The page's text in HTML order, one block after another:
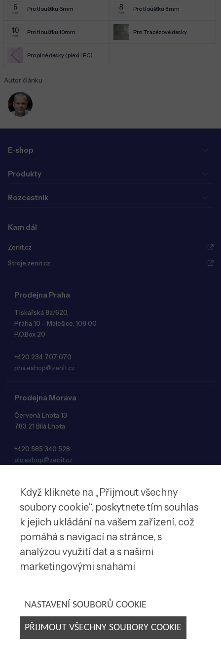
Pro tloušťku 6mm Pro tloušťku 8mm
Pro tloušťku 10mm Pro Trapézové desky
Pro plné desky (plexi i PC)
Autor článku
E-shop
Produkty
Rozcestník
Kam dál
Zenit.cz
Stroje.zenit.cz
Prodejna Praha
Tiskařská 8a/620,
Praha 10 - Malešice, 108 00
P.O.Box 20
+420 234 707 070
pha.eshop@zenit.cz
Prodejna Morava
Červená Lhota 13
783 21 Bílá Lhota
+420 585 340 528
olo.eshop@zenit.cz
Tvorba webových stránek byE-SOLUTIONS
Když kliknete na „Přijmout všechny
soubory cookie“, poskytnete tím souhlas
k jejich ukládání na vašem zařízení, což
pomáhá s navigací na stránce, s
analýzou využití dat a s našimi
marketingovými snahami
NASTAVENÍ SOUBORŮ COOKIE
PŘIJMOUT VŠECHNY SOUBORY COOKIE